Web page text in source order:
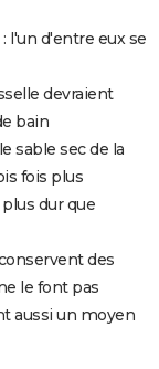
l'un d'entre eux se
devraient
bain
sable sec de la
fois plus
dur que
des
le font pas
aussi un moyen